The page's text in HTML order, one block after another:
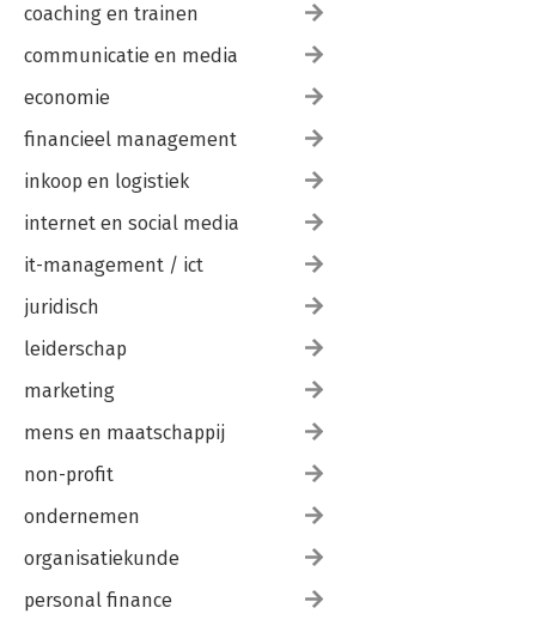
coaching en trainen
communicatie en media
economie
financieel management
inkoop en logistiek
internet en social media
it-management / ict
juridisch
leiderschap
marketing
mens en maatschappij
non-profit
ondernemen
organisatiekunde
personal finance